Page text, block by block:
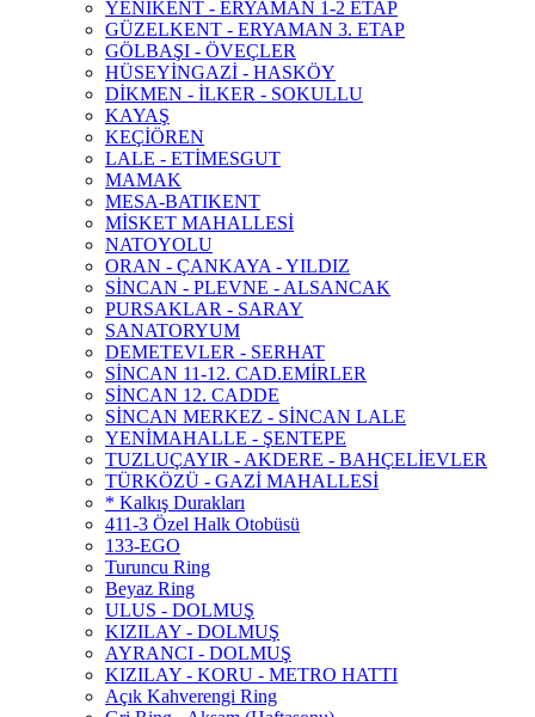
YENİKENT - ERYAMAN 1-2 ETAP
GÜZELKENT - ERYAMAN 3. ETAP
GÖLBAŞI - ÖVEÇLER
HÜSEYİNGAZİ - HASKÖY
DİKMEN - İLKER - SOKULLU
KAYAŞ
KEÇİÖREN
LALE - ETİMESGUT
MAMAK
MESA-BATIKENT
MİSKET MAHALLESİ
NATOYOLU
ORAN - ÇANKAYA - YILDIZ
SİNCAN - PLEVNE - ALSANCAK
PURSAKLAR - SARAY
SANATORYUM
DEMETEVLER - SERHAT
SİNCAN 11-12. CAD.EMİRLER
SİNCAN 12. CADDE
SİNCAN MERKEZ - SİNCAN LALE
YENİMAHALLE - ŞENTEPE
TUZLUÇAYIR - AKDERE - BAHÇELİEVLER
TÜRKÖZÜ - GAZİ MAHALLESİ
* Kalkış Durakları
411-3 Özel Halk Otobüsü
133-EGO
Turuncu Ring
Beyaz Ring
ULUS - DOLMUŞ
KIZILAY - DOLMUŞ
AYRANCI - DOLMUŞ
KIZILAY - KORU - METRO HATTI
Açık Kahverengi Ring